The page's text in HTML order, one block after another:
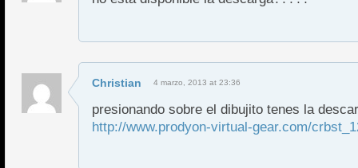
Christian 4 marzo, 2013 at 23:36
presionando sobre el dibujito tenes la
http://www.prodyon-virtual-gear.com/